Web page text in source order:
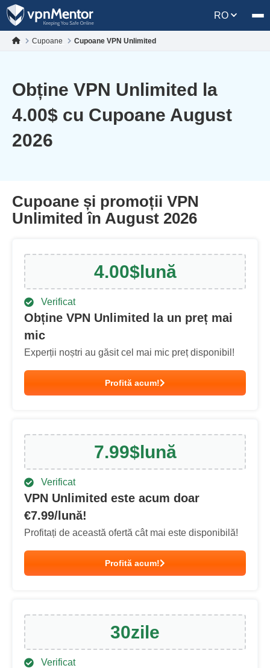
RO
Cupoane Cupoane VPN Unlimited
Obține VPN Unlimited la
4.00$ cu Cupoane August
2026
Cupoane și promoții VPN
Unlimited în August 2026
4.00$lună
Verificat
Obține VPN Unlimited la un preț mai
mic
Experții noștri au găsit cel mai mic preț disponibil!
Profită acum!
7.99$lună
Verificat
VPN Unlimited este acum doar
€7.99/lună!
Profitați de această ofertă cât mai este disponibilă!
Profită acum!
30zile
Verificat